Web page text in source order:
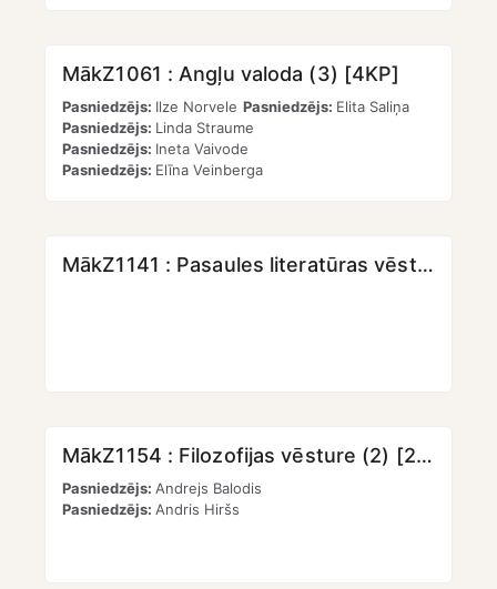
MākZ1061 : Angļu valoda (3) [4KP]
Pasniedzējs: Ilze Norvele Pasniedzējs: Elita Saliņa
Pasniedzējs: Linda Straume
Pasniedzējs: Ineta Vaivode
Pasniedzējs: Elīna Veinberga
MākZ1141 : Pasaules literatūras vēsture (2)
MākZ1154 : Filozofijas vēsture (2) [2KP]
Pasniedzējs: Andrejs Balodis
Pasniedzējs: Andris Hiršs